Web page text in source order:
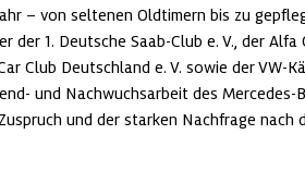
– von seltenen Oldtimern bis zu
der 1. Deutsche Saab-Club e. V., der
Club Deutschland e. V. sowie der VW-
und Nachwuchsarbeit des
und der starken Nachfrage nach